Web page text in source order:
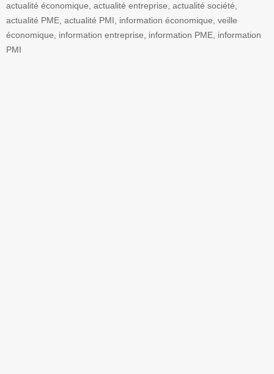
actualité économique, actualité entreprise, actualité société,
actualité PME, actualité PMI, information économique, veille
économique, information entreprise, information PME, information
PMI